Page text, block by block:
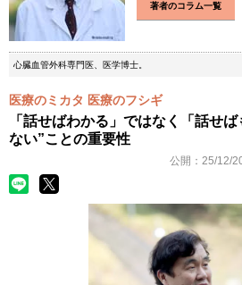
著者のコラム一覧
心臓血管外科専門医、医学博士。
医療のミカタ 医療のフシギ
「話せばわかる」ではなく「話せ
ない”ことの重要性
公開： 25/12/